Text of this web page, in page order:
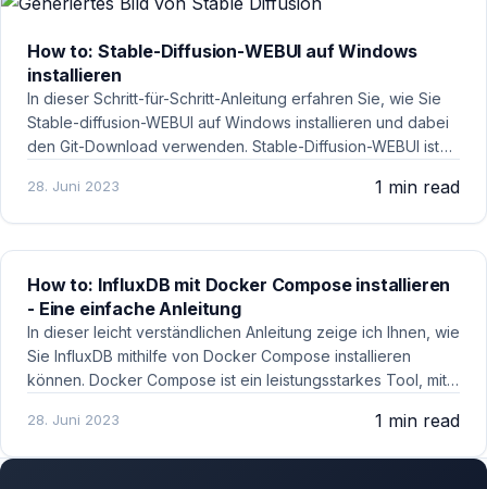
How to: Stable-Diffusion-WEBUI auf Windows
installieren
In dieser Schritt-für-Schritt-Anleitung erfahren Sie, wie Sie
Stable-diffusion-WEBUI auf Windows installieren und dabei
den Git-Download verwenden. Stable-Diffusion-WEBUI ist
sie verschiedene Bilder sich generieren lassen können.
28. Juni 2023 1 min read
How to: InfluxDB mit Docker Compose installieren
- Eine einfache Anleitung
In dieser leicht verständlichen Anleitung zeige ich Ihnen, wie
Sie InfluxDB mithilfe von Docker Compose installieren
können. Docker Compose ist ein leistungsstarkes Tool, mit
verwalten können. Schritt 1: Installieren Sie Docker und
28. Juni 2023 1 min read